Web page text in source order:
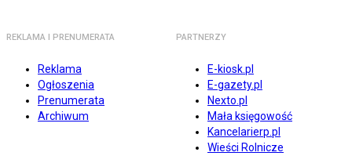
REKLAMA I PRENUMERATA
Reklama
Ogłoszenia
Prenumerata
Archiwum
PARTNERZY
E-kiosk.pl
E-gazety.pl
Nexto.pl
Mała księgowość
Kancelarierp.pl
Wieści Rolnicze